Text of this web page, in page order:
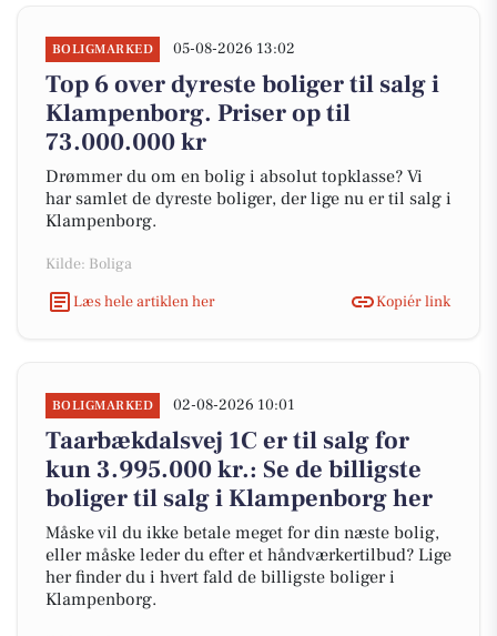
BOLIGMARKED 05-08-2026 13:02
Top 6 over dyreste boliger til salg i
Klampenborg. Priser op til
73.000.000 kr
Drømmer du om en bolig i absolut topklasse? Vi
har samlet de dyreste boliger, der lige nu er til salg i
Klampenborg.
Kilde: Boliga
Læs hele artiklen her
Kopiér link
BOLIGMARKED 02-08-2026 10:01
Taarbækdalsvej 1C er til salg for
kun 3.995.000 kr.: Se de billigste
boliger til salg i Klampenborg her
Måske vil du ikke betale meget for din næste bolig,
eller måske leder du efter et håndværkertilbud? Lige
her finder du i hvert fald de billigste boliger i
Klampenborg.